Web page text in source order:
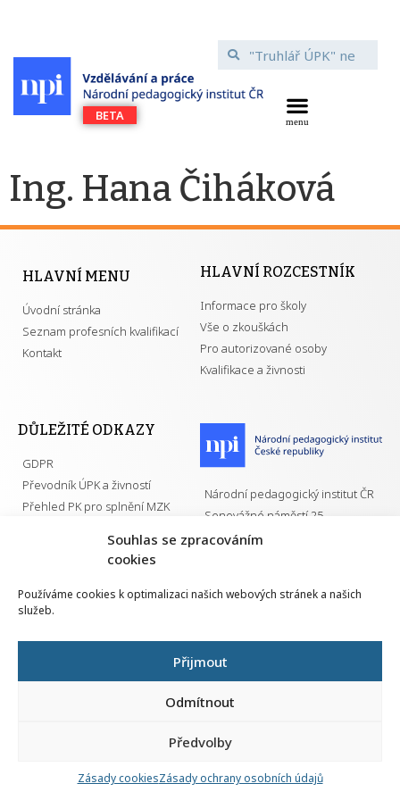
Souhlas se zpracováním
cookies
Používáme cookies k optimalizaci našich webových stránek a našich
služeb.
Přijmout
Odmítnout
Předvolby
Zásady cookiesZásady ochrany osobních údajů
Ing. Hana Čiháková
HLAVNÍ MENU
Úvodní stránka
Seznam profesních kvalifikací
Kontakt
HLAVNÍ ROZCESTNÍK
Informace pro školy
Vše o zkouškách
Pro autorizované osoby
Kvalifikace a živnosti
DŮLEŽITÉ ODKAZY
GDPR
Převodník ÚPK a živností
Přehled PK pro splnění MZK
Národní pedagogický institut ČR
Senovážné náměstí 25
110 00 Praha 1